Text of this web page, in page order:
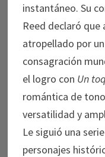
instantáneo. Su
Reed declaró
atropellado por
consagración
el logro con Un
romántica de
versatilidad y
Le siguió una
personajes